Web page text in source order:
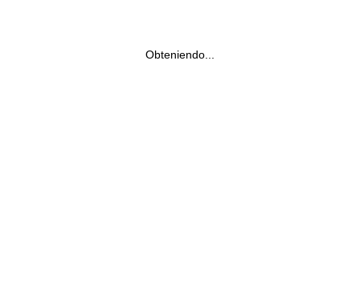
Obteniendo...